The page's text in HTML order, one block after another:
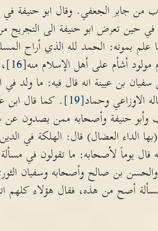
من جابر الجعفي. وقال ابو حنيفة
حين تعرض ابو حنيفة الى التجريح
علم بموته: الحمد لله الذي أراح
أشأم على أهل الإسلام منه[16]
بن عيينة انه قال فيه: ما ولد
الاوزاعي وحماد[19]
. كما قال ابن
حنيفة وأصحابه ممن يصدون عن
العضال) قال: الهلكة في الدين
يوماً لأصحابه: ما تقولون في
والحسن بن صالح وأصحابه وسفيان
مسألة أصح من هذه، فقال هؤلاء كلهم